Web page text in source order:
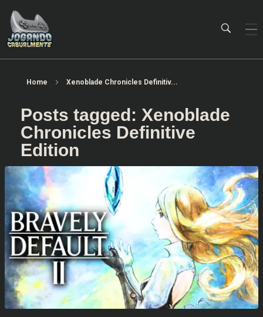
Home Xenoblade Chronicles Definitiv...
Posts tagged: Xenoblade
Chronicles Definitive
Edition